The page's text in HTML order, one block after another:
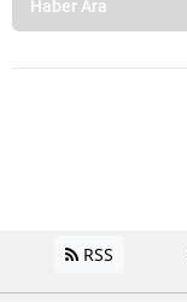
RSS